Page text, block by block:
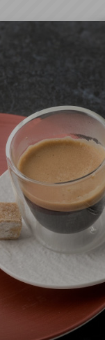
DOM
Portmeirion
(Znaleziono